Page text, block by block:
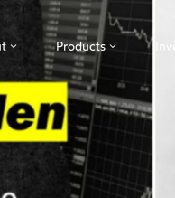
Products